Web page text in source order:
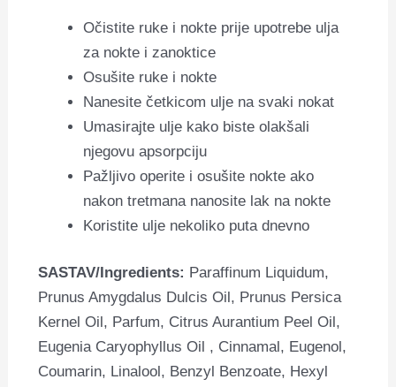
Očistite ruke i nokte prije upotrebe ulja
za nokte i zanoktice
Osušite ruke i nokte
Nanesite četkicom ulje na svaki nokat
Umasirajte ulje kako biste olakšali
njegovu apsorpciju
Pažljivo operite i osušite nokte ako
nakon tretmana nanosite lak na nokte
Koristite ulje nekoliko puta dnevno
SASTAV/Ingredients: Paraffinum Liquidum,
Prunus Amygdalus Dulcis Oil, Prunus Persica
Kernel Oil, Parfum, Citrus Aurantium Peel Oil,
Eugenia Caryophyllus Oil , Cinnamal, Eugenol,
Coumarin, Linalool, Benzyl Benzoate, Hexyl